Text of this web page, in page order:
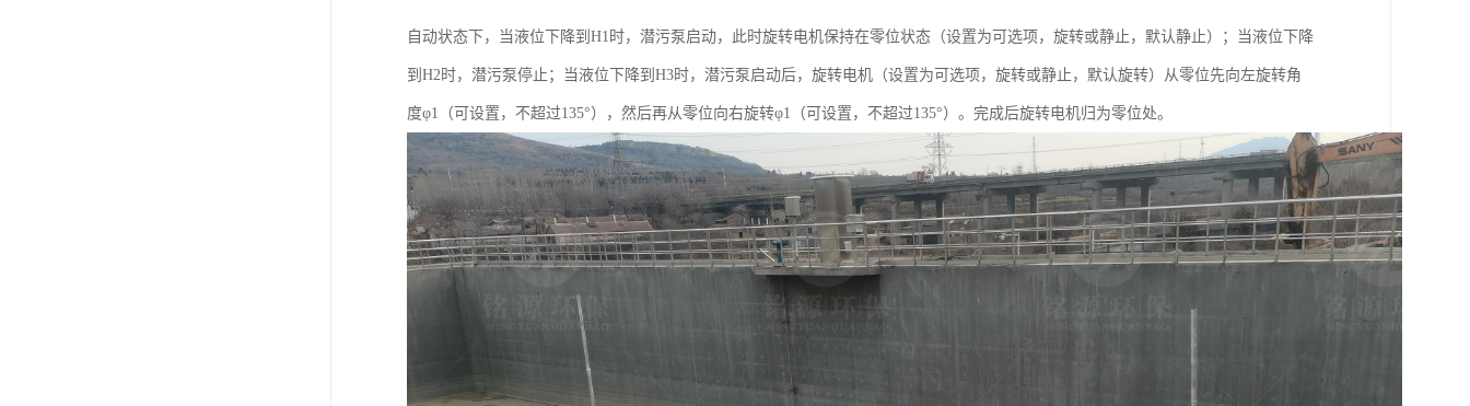
自动状态下，当液位下降到H1时，潜污泵启动，此时旋转电机保持在零位状态（设置为可选项，旋转或静止，默认静止）；当液位下降
到H2时，潜污泵停止；当液位下降到H3时，潜污泵启动后，旋转电机（设置为可选项，旋转或静止，默认旋转）从零位先向左旋转角
度φ1（可设置，不超过135°），然后再从零位向右旋转φ1（可设置，不超过135°）。完成后旋转电机归为零位处。